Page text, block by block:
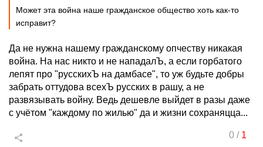
Может эта война наше гражданское общество хоть как-то
исправит?
Да не нужна нашему гражданскому опчеству никакая
война. На нас никто и не нападалЪ, а если горбатого
лепят про "русскихЪ на дамбасе", то уж будьте добры
забрать оттудова всехЪ русских в рашу, а не
развязывать войну. Ведь дешевле выйдет в разы даже
с учётом "каждому по жилью" да и жизни сохраняцца...
0/ 1